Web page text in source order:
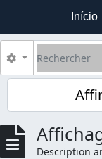
Início
Rechercher
Search options
Description